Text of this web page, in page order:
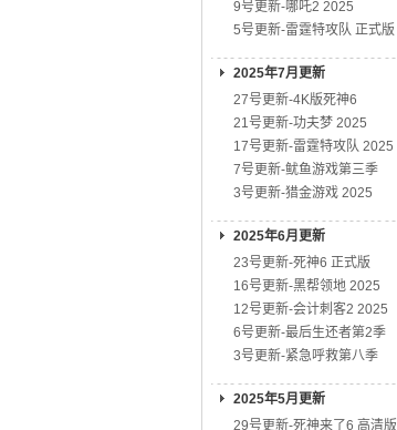
9号更新-哪吒2 2025
5号更新-雷霆特攻队 正式版
2025年7月更新
27号更新-4K版死神6
21号更新-功夫梦 2025
17号更新-雷霆特攻队 2025
7号更新-鱿鱼游戏第三季
3号更新-猎金游戏 2025
2025年6月更新
23号更新-死神6 正式版
16号更新-黑帮领地 2025
12号更新-会计刺客2 2025
6号更新-最后生还者第2季
3号更新-紧急呼救第八季
2025年5月更新
29号更新-死神来了6 高清版